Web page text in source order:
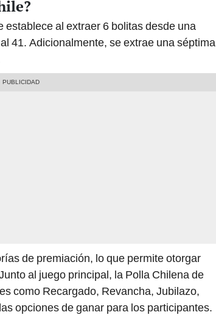
al extraer 6 bolitas desde una
41. Adicionalmente, se extrae una séptima
de premiación, lo que permite otorgar
al juego principal, la Polla Chilena de
como Recargado, Revancha, Jubilazo,
opciones de ganar para los participantes.